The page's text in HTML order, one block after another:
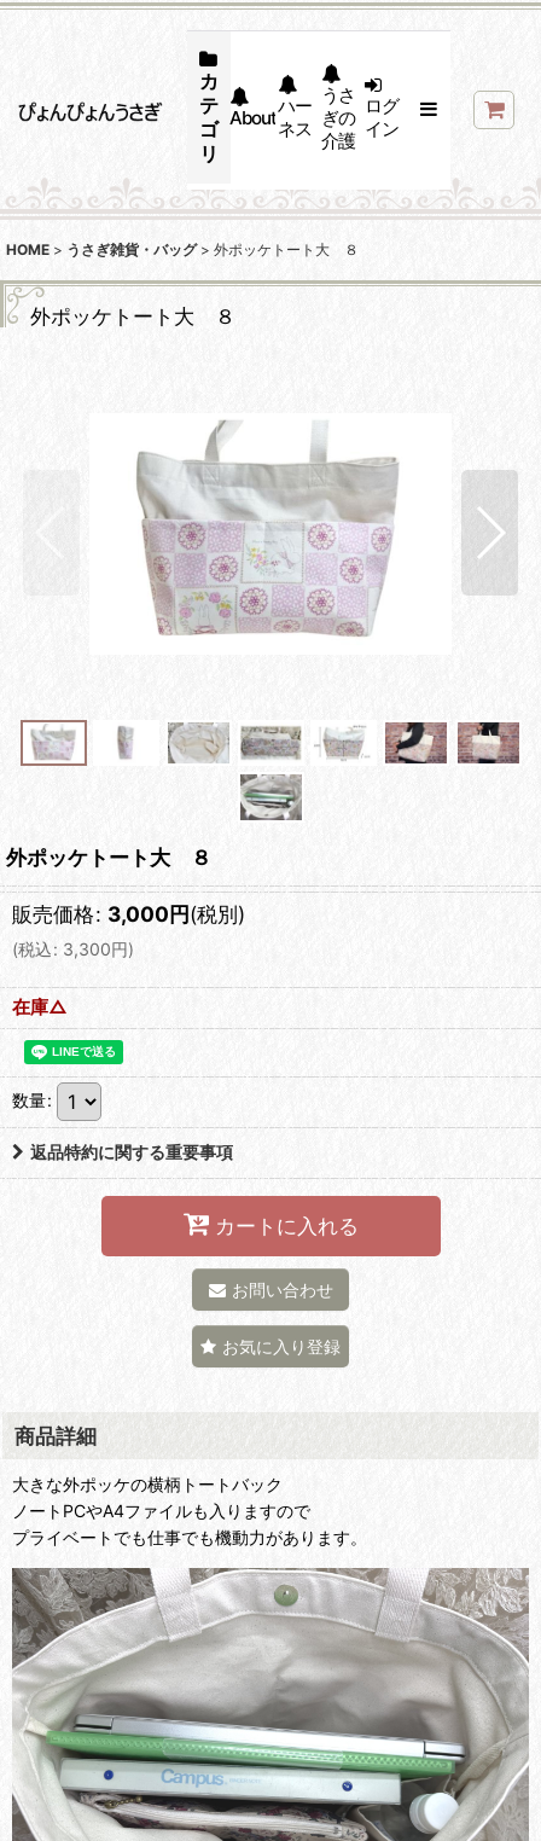
カ
テ
ゴ
リ
Aboutハー
ネス
うさ
ぎの
介護
ログ
イン
HOME > うさぎ雑貨・バッグ > 外ポッケトート大 ８
外ポッケトート大 ８
外ポッケトート大 ８
販売価格: 3,000円(税別)
(税込: 3,300円)
在庫△
数量:
返品特約に関する重要事項
カートに入れる
お問い合わせ
お気に入り登録
商品詳細
大きな外ポッケの横柄トートバック
ノートPCやA4ファイルも入りますので
プライベートでも仕事でも機動力があります。